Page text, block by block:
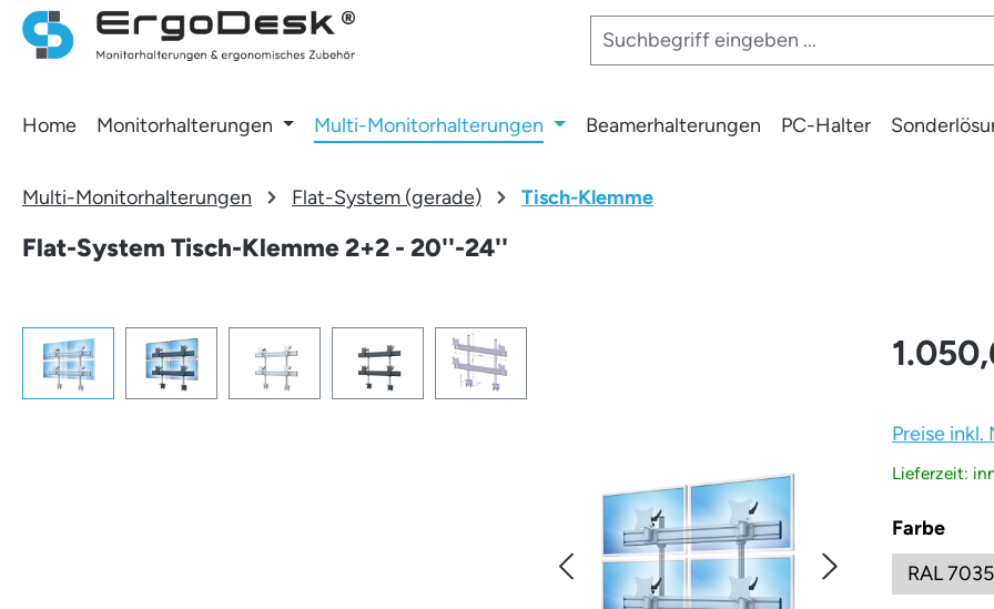
Hauptinhalt springen
Zur Suche springen
Zur Hauptnavigation springen
Home Monitorhalterungen Multi-Monitorhalterungen Beamerhalterungen PC-Halter
Multi-Monitorhalterungen Flat-System (gerade) Tisch-Klemme
Flat-System Tisch-Klemme 2+2 - 20''-24''
Bildergalerie überspringen
Preise inkl.
Lieferzeit:
Farbe
RAL